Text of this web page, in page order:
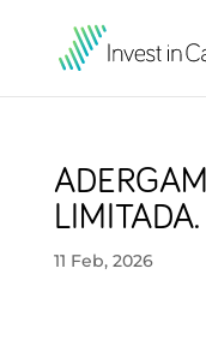
LIMITADA.
11 Feb, 2026